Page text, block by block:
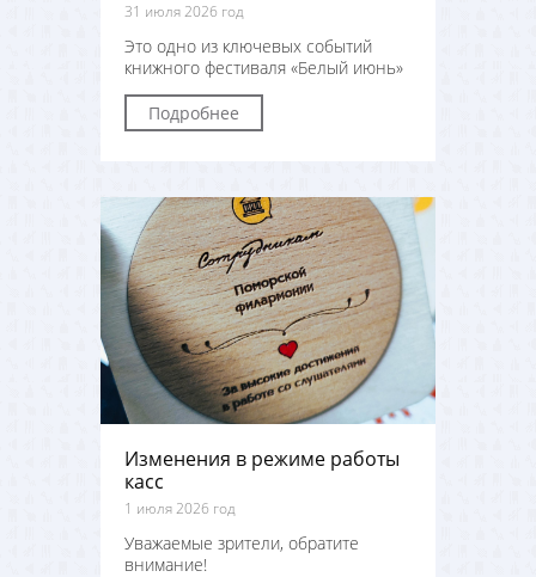
31 июля 2026 год
Это одно из ключевых событий
книжного фестиваля «Белый июнь»
Подробнее
Изменения в режиме работы
касс
1 июля 2026 год
Уважаемые зрители, обратите
внимание!